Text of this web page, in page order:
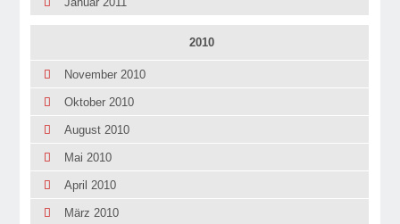
2010
November 2010
Oktober 2010
August 2010
Mai 2010
April 2010
März 2010